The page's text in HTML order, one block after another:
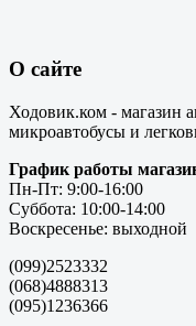
О сайте
Ходовик.ком - магазин
микроавтобусы и
График работы
Пн-Пт: 9:00-16:00
Суббота: 10:00-14:00
Воскресенье: выходной
(099)2523332
(068)4888313
(095)1236366